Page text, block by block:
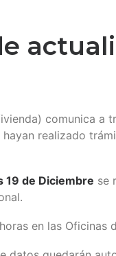
comunica
realizado
19 de Diciembre se
en las Oficinas